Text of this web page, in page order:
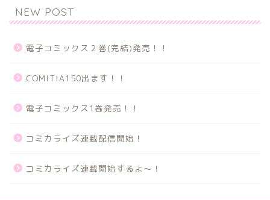
NEW POST
電子コミックス２巻(完結)発売！！
COMITIA150出ます！！
電子コミックス1巻発売！！
コミカライズ連載配信開始！
コミカライズ連載開始するよ～！